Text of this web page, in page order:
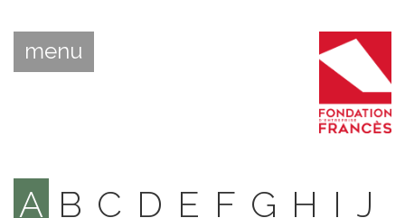
menu
A B C D E F G H I J